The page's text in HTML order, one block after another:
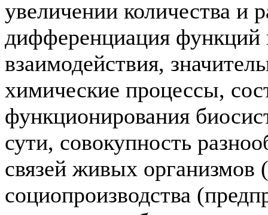
увеличении количества и
дифференциация функций
взаимодействия,
химические процессы,
функционирования
сути, совокупность
связей живых
социопроизводства